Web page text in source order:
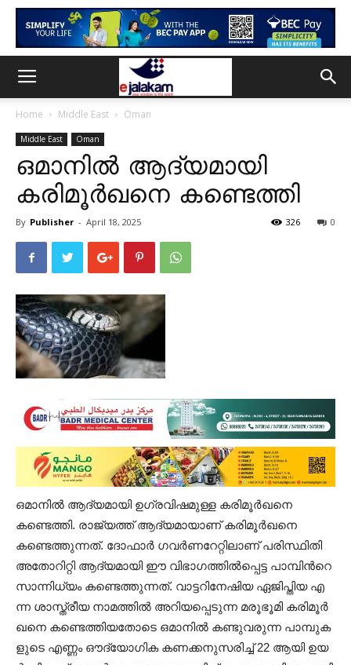
Home Middle East Oman
Middle East Oman
ഒമാനിൽ ആദ്യമായി
കരിമൂർഖനെ കണ്ടെത്തി
By Publisher - April 18, 2025 0
326
ഒമാനില്‍ ആദ്യമായി ഉഗ്രവിഷമുള്ള കരിമൂര്‍ഖനെ
കണ്ടെത്തി. രാജ്യത്ത് ആദ്യമായാണ് കരിമൂര്‍ഖനെ
കണ്ടെത്തുന്നത്. ദോഫാര്‍ ഗവര്‍ണറേറ്റിലാണ് പരിസ്ഥിതി
അതോറിറ്റി ആദ്യമായി ഈ വിഭാഗത്തില്‍പ്പെട്ട പാമ്പിന്‍റെ
സാന്നിധ്യം കണ്ടെത്തുന്നത്. വാ​ട്ട​റി​നേ​ഷി​യ ഏ​ജി​പ്തി​യ എ​
ന്ന ശാ​സ്ത്രീ​യ നാ​മ​ത്തി​ൽ അ​റി​യ​പ്പെ​ടു​ന്ന മ​രൂ​ഭൂ​മി ക​രിമൂ​ർ​
ഖ​നെ ക​ണ്ടെ​ത്തി​യ​തോ​ടെ ഒ​മാ​നി​ൽ ക​ണ്ടു​വ​രു​ന്ന പാ​മ്പു​ക​
ളു​ടെ എ​ണ്ണം ഔ​ദ്യോ​ഗി​ക ക​ണ​ക്ക​നു​സ​രി​ച്ച് 22 ആ​യി ഉ​യ​